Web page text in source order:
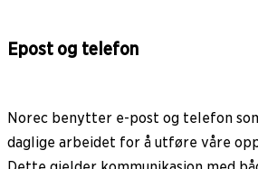
Epost og telefon
Norec benytter e-post og telefon
daglige arbeidet for å utføre våre